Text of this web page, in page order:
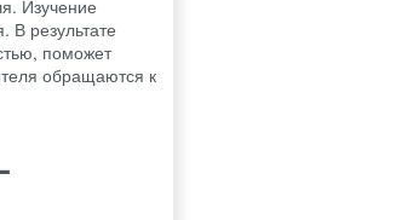
Изучение
В результате
поможет
обращаются к